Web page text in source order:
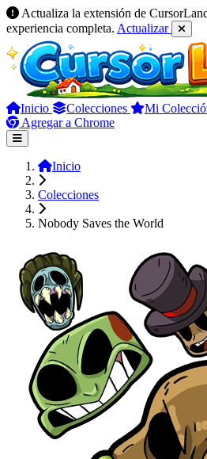
Actualiza la extensión de
experiencia completa. Actualizar
Inicio Colecciones Mi
Agregar a Chrome
Inicio
Colecciones
Nobody Saves the World